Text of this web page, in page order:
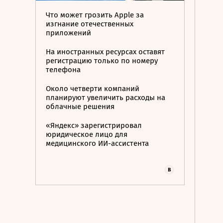
Что может грозить Apple за
изгнание отечественных
приложений
На иностранных ресурсах оставят
регистрацию только по номеру
телефона
Около четверти компаний
планируют увеличить расходы на
облачные решения
«Яндекс» зарегистрировал
юридическое лицо для
медицинского ИИ-ассистента